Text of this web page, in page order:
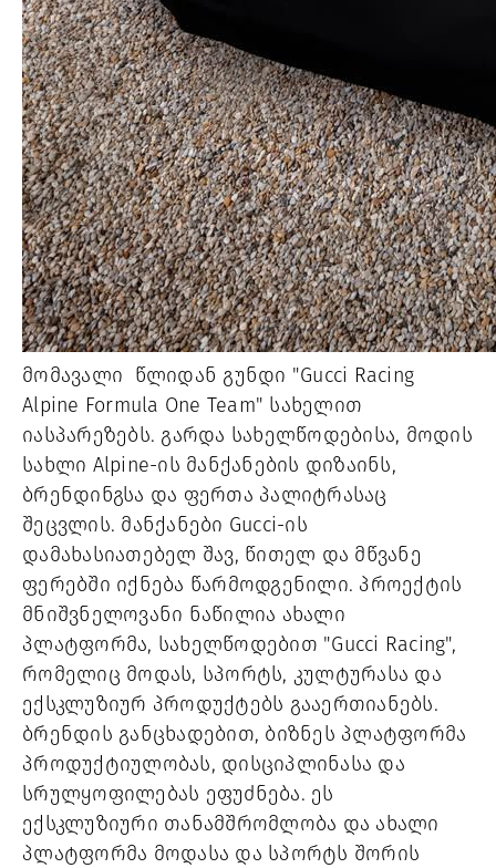
მომავალი წლიდან გუნდი "Gucci Racing
Alpine Formula One Team" სახელით
იასპარეზებს. გარდა სახელწოდებისა, მოდის
სახლი Alpine-ის მანქანების დიზაინს,
ბრენდინგსა და ფერთა პალიტრასაც
შეცვლის. მანქანები Gucci-ის
დამახასიათებელ შავ, წითელ და მწვანე
ფერებში იქნება წარმოდგენილი. პროექტის
მნიშვნელოვანი ნაწილია ახალი
პლატფორმა, სახელწოდებით "Gucci Racing",
რომელიც მოდას, სპორტს, კულტურასა და
ექსკლუზიურ პროდუქტებს გააერთიანებს.
ბრენდის განცხადებით, ბიზნეს პლატფორმა
პროდუქტიულობას, დისციპლინასა და
სრულყოფილებას ეფუძნება. ეს
ექსკლუზიური თანამშრომლობა და ახალი
პლატფორმა მოდასა და სპორტს შორის